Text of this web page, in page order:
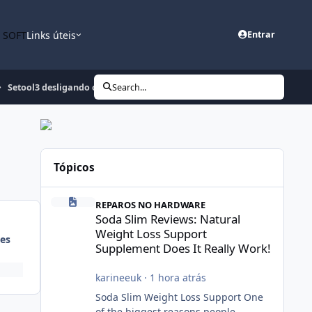
Links úteis Entrar
Setool3 desligando o PC.Search...
Tópicos
REPAROS NO HARDWARE
Soda Slim Reviews: Natural
Weight Loss Support
Supplement Does It Really Work!
karineeuk· 1 hora atrás
Soda Slim Weight Loss Support One